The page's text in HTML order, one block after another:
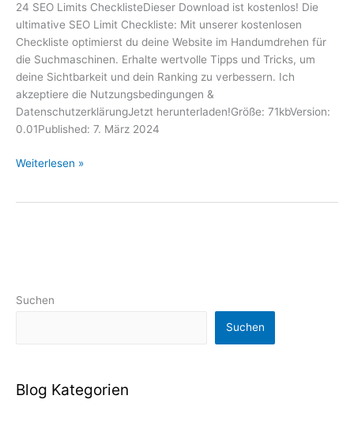
Suchen
Suchen
Blog Kategorien
24 SEO Limits ChecklisteDieser Download ist kostenlos! Die
ultimative SEO Limit Checkliste: Mit unserer kostenlosen
Checkliste optimierst du deine Website im Handumdrehen für
die Suchmaschinen. Erhalte wertvolle Tipps und Tricks, um
deine Sichtbarkeit und dein Ranking zu verbessern. Ich
akzeptiere die Nutzungsbedingungen &
DatenschutzerklärungJetzt herunterladen!Größe: 71kbVersion:
0.01Published: 7. März 2024
24
Weiterlesen »